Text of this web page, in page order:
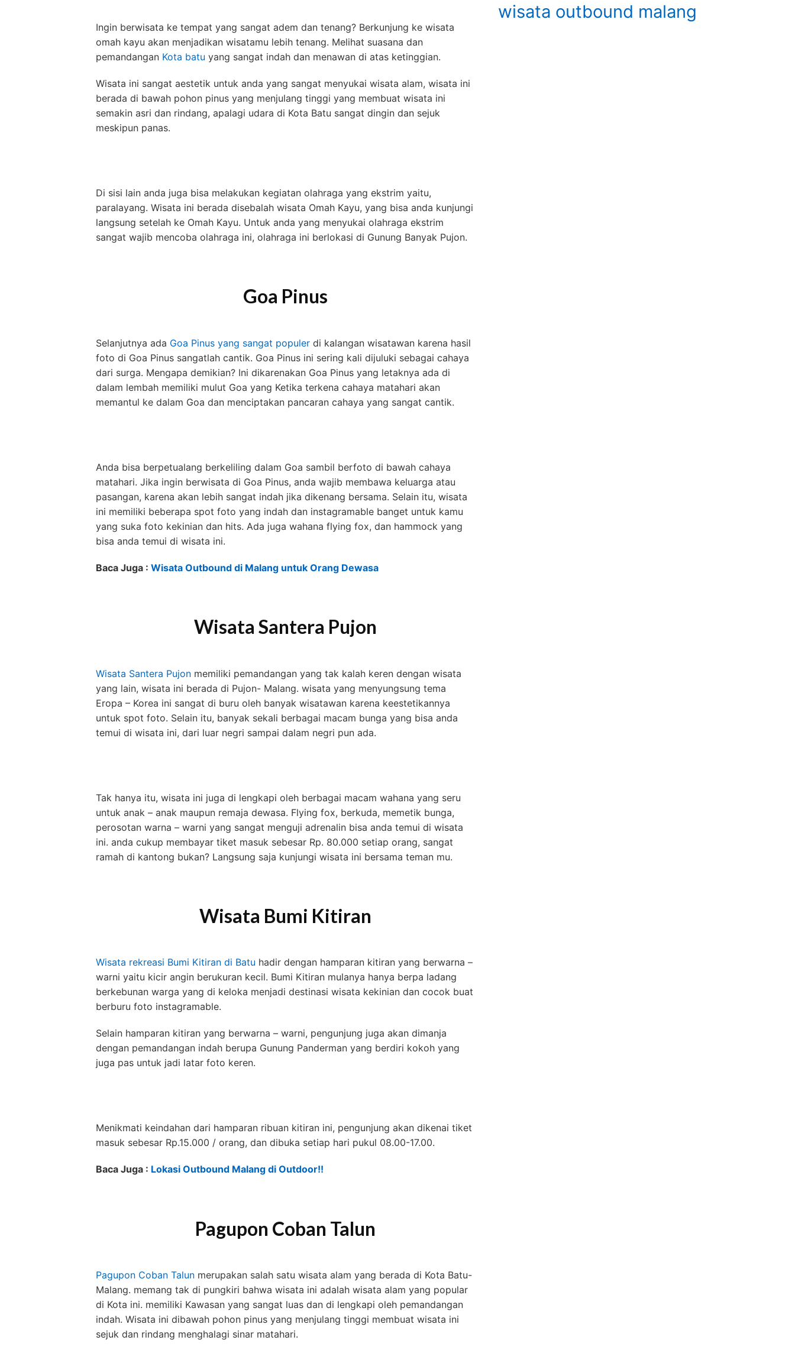
Ingin berwisata ke tempat yang sangat adem dan tenang? Berkunjung ke wisata
omah kayu akan menjadikan wisatamu lebih tenang. Melihat suasana dan
pemandangan Kota batu yang sangat indah dan menawan di atas ketinggian.
Wisata ini sangat aestetik untuk anda yang sangat menyukai wisata alam, wisata ini
berada di bawah pohon pinus yang menjulang tinggi yang membuat wisata ini
semakin asri dan rindang, apalagi udara di Kota Batu sangat dingin dan sejuk
meskipun panas.
Di sisi lain anda juga bisa melakukan kegiatan olahraga yang ekstrim yaitu,
paralayang. Wisata ini berada disebalah wisata Omah Kayu, yang bisa anda kunjungi
langsung setelah ke Omah Kayu. Untuk anda yang menyukai olahraga ekstrim
sangat wajib mencoba olahraga ini, olahraga ini berlokasi di Gunung Banyak Pujon.
Goa Pinus
Selanjutnya ada Goa Pinus yang sangat populer di kalangan wisatawan karena hasil
foto di Goa Pinus sangatlah cantik. Goa Pinus ini sering kali dijuluki sebagai cahaya
dari surga. Mengapa demikian? Ini dikarenakan Goa Pinus yang letaknya ada di
dalam lembah memiliki mulut Goa yang Ketika terkena cahaya matahari akan
memantul ke dalam Goa dan menciptakan pancaran cahaya yang sangat cantik.
Anda bisa berpetualang berkeliling dalam Goa sambil berfoto di bawah cahaya
matahari. Jika ingin berwisata di Goa Pinus, anda wajib membawa keluarga atau
pasangan, karena akan lebih sangat indah jika dikenang bersama. Selain itu, wisata
ini memiliki beberapa spot foto yang indah dan instagramable banget untuk kamu
yang suka foto kekinian dan hits. Ada juga wahana flying fox, dan hammock yang
bisa anda temui di wisata ini.
Baca Juga : Wisata Outbound di Malang untuk Orang Dewasa
Wisata Santera Pujon
Wisata Santera Pujon memiliki pemandangan yang tak kalah keren dengan wisata
yang lain, wisata ini berada di Pujon- Malang. wisata yang menyungsung tema
Eropa – Korea ini sangat di buru oleh banyak wisatawan karena keestetikannya
untuk spot foto. Selain itu, banyak sekali berbagai macam bunga yang bisa anda
temui di wisata ini, dari luar negri sampai dalam negri pun ada.
Tak hanya itu, wisata ini juga di lengkapi oleh berbagai macam wahana yang seru
untuk anak – anak maupun remaja dewasa. Flying fox, berkuda, memetik bunga,
perosotan warna – warni yang sangat menguji adrenalin bisa anda temui di wisata
ini. anda cukup membayar tiket masuk sebesar Rp. 80.000 setiap orang, sangat
ramah di kantong bukan? Langsung saja kunjungi wisata ini bersama teman mu.
Wisata Bumi Kitiran
Wisata rekreasi Bumi Kitiran di Batu hadir dengan hamparan kitiran yang berwarna –
warni yaitu kicir angin berukuran kecil. Bumi Kitiran mulanya hanya berpa ladang
berkebunan warga yang di keloka menjadi destinasi wisata kekinian dan cocok buat
berburu foto instagramable.
Selain hamparan kitiran yang berwarna – warni, pengunjung juga akan dimanja
dengan pemandangan indah berupa Gunung Panderman yang berdiri kokoh yang
juga pas untuk jadi latar foto keren.
Menikmati keindahan dari hamparan ribuan kitiran ini, pengunjung akan dikenai tiket
masuk sebesar Rp.15.000 / orang, dan dibuka setiap hari pukul 08.00-17.00.
Baca Juga : Lokasi Outbound Malang di Outdoor!!
Pagupon Coban Talun
Pagupon Coban Talun merupakan salah satu wisata alam yang berada di Kota Batu-
Malang. memang tak di pungkiri bahwa wisata ini adalah wisata alam yang popular
di Kota ini. memiliki Kawasan yang sangat luas dan di lengkapi oleh pemandangan
indah. Wisata ini dibawah pohon pinus yang menjulang tinggi membuat wisata ini
sejuk dan rindang menghalagi sinar matahari.
wisata outbound malang